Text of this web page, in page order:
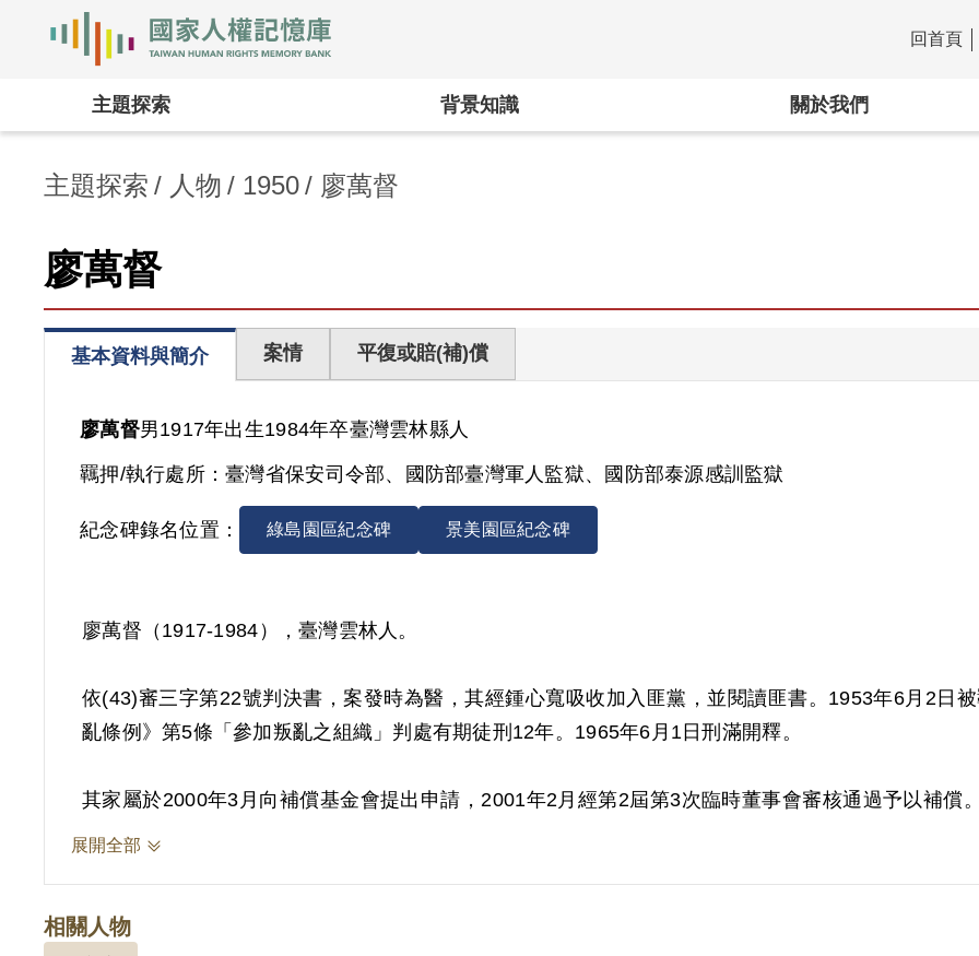
:::
回首頁
主題探索 背景知識 關於我們
主題探索 人物 1950 廖萬督
廖萬督
基本資料與簡介 案情 平復或賠(補)償
廖萬督男1917年出生1984年卒臺灣雲林縣人
羈押/執行處所：臺灣省保安司令部、國防部臺灣軍人監獄、國防部泰源感訓監獄
紀念碑錄名位置： 綠島園區紀念碑 景美園區紀念碑
廖萬督（1917-1984），臺灣雲林人。
依(43)審三字第22號判決書，案發時為醫，其經鍾心寬吸收加入匪黨，並閱讀匪書。1953年6月2日
亂條例》第5條「參加叛亂之組織」判處有期徒刑12年。1965年6月1日刑滿開釋。
其家屬於2000年3月向補償基金會提出申請，2001年2月經第2屆第3次臨時董事會審核通過予以補償
其之自白為依據。惟原判決對組織之性質未予查證，亦無其他佐證證明其為叛亂組織，故認本案非有實
展開全部
相關人物